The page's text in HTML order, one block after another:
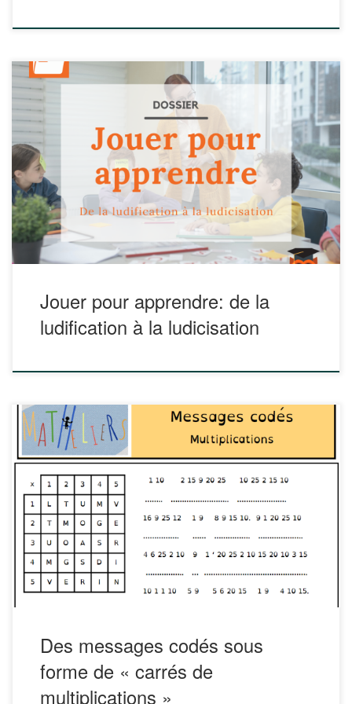
Ce dossier conjoint de Carrefour éducation et de l’École
branchée, rédigé par Martine Rioux de l’École branchée en
collaboration avec Alexandre Chenette, enseignant et
conseiller pédagogique au Service national du RÉCIT,
aborde la question de la ludification et la ludicisation. Ce
qu’est la ludification L’impact sur les élèves Comment
l’intégrer à […]
Jouer pour apprendre: de la
ludification à la ludicisation
Le site matheliers.eklablog.com propose une belle idée de
messages codés : le principe est simple : résoudre les
multiplicaitons pour décoder le message. [pdfjs-viewer
url= »https%3A%2F%2Fportaileduc.net%2Fwebsite%2Fwp-
content%2Fuploads%2F2021%2F02%2Fmessagescodes-
multiplications.pdf » viewer_width=100%
viewer_height=800px fullscreen=true download=true
print=true]
Des messages codés sous
forme de « carrés de
multiplications »